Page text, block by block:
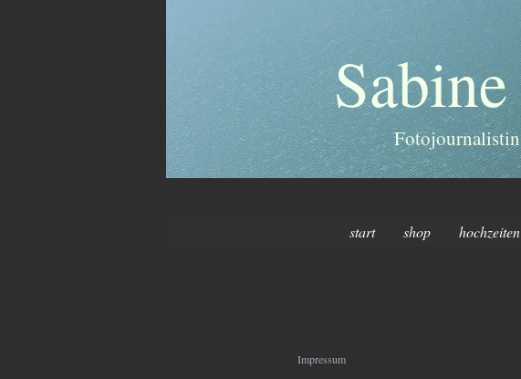
start shop hochzeiten
Impressum